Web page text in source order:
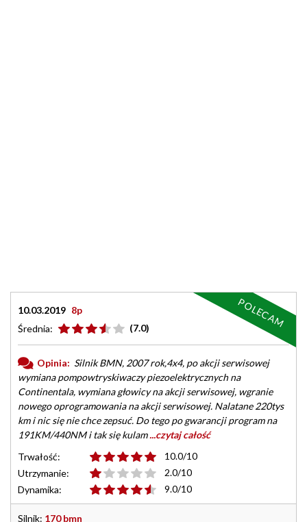
10.03.2019 8p
Średnia:
(7.0)
Opinia: Silnik BMN, 2007 rok,4x4, po akcji serwisowej
wymiana pompowtryskiwaczy piezoelektrycznych na
Continentala, wymiana głowicy na akcji serwisowej, wgranie
nowego oprogramowania na akcji serwisowej. Nalatane 220tys
km i nic się nie chce zepsuć. Do tego po gwarancji program na
191KM/440NM i tak się kulam...czytaj całość
Trwałość:
10.0/10
Utrzymanie:
2.0/10
Dynamika:
9.0/10
Silnik: 170 bmn
POLECAM